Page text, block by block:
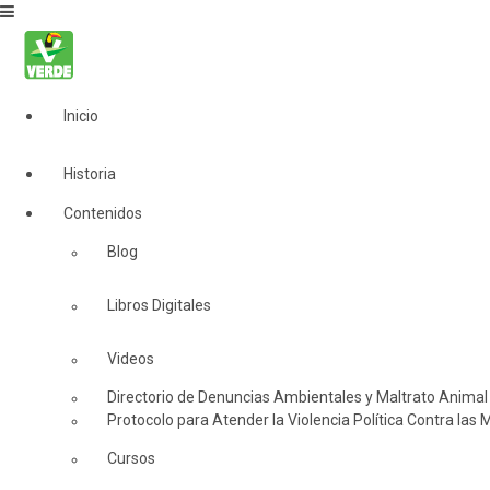
Inicio
Historia
Contenidos
Blog
Libros Digitales
Videos
Directorio de Denuncias Ambientales y Maltrato Animal
Protocolo para Atender la Violencia Política Contra las
Cursos